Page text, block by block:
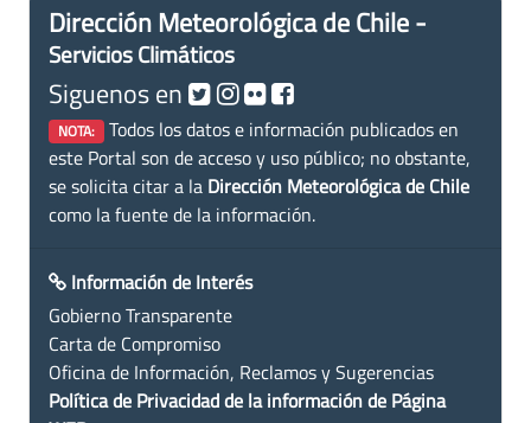
Dirección Meteorológica de Chile -
Servicios Climáticos
Siguenos en
NOTA: Todos los datos e información publicados en
este Portal son de acceso y uso público; no obstante,
se solicita citar a la Dirección Meteorológica de Chile
como la fuente de la información.
Información de Interés
Gobierno Transparente
Carta de Compromiso
Oficina de Información, Reclamos y Sugerencias
Política de Privacidad de la información de Página